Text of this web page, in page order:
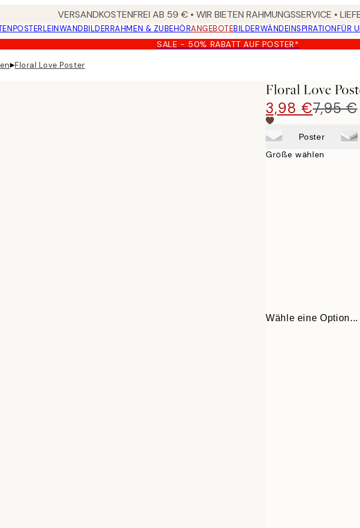
VERSANDKOSTENFREI AB 59 € • WIR BIETEN RAHMUNGSSERVICE •
POSTERLEINWANDBILDERRAHMEN & ZUBEHÖRANGEBOTEBILDERWÄNDEINSPIRATIONFÜR
SALE - 50% RABATT AUF POSTER*
▸Floral Love Poster
Floral Love
3,98 €7,95 €
Poster
Größe wählen
Wähle eine Option...